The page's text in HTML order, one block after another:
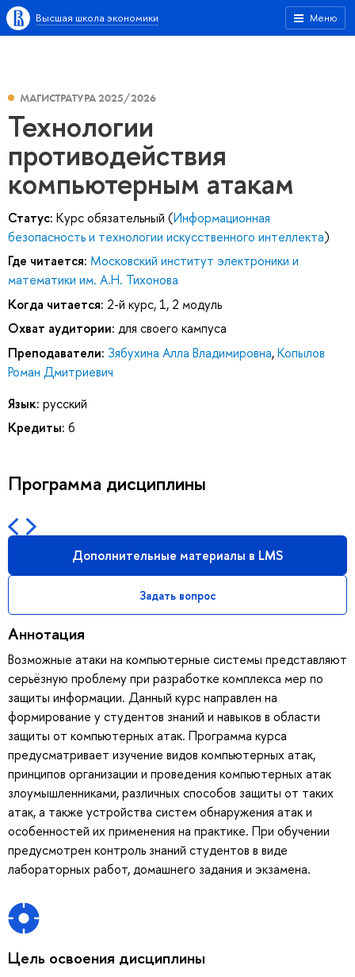
Меню
Высшая школа экономики
МАГИСТРАТУРА 2025/2026
Технологии
противодействия
компьютерным атакам
Статус: Курс обязательный (Информационная
безопасность и технологии искусственного интеллекта)
Где читается: Московский институт электроники и
математики им. А.Н. Тихонова
Когда читается: 2-й курс, 1, 2 модуль
Охват аудитории: для своего кампуса
Преподаватели: Зябухина Алла Владимировна,Копылов
Роман Дмитриевич
Язык: русский
Кредиты: 6
Программа дисциплины
Дополнительные материалы в LMS
Задать вопрос
Аннотация
Возможные атаки на компьютерные системы представляют
серьёзную проблему при разработке комплекса мер по
защиты информации. Данный курс направлен на
формирование у студентов знаний и навыков в области
защиты от компьютерных атак. Программа курса
предусматривает изучение видов компьютерных атак,
принципов организации и проведения компьютерных атак
злоумышленниками, различных способов защиты от таких
атак, а также устройства систем обнаружения атак и
особенностей их применения на практике. При обучении
предусмотрен контроль знаний студентов в виде
лабораторных работ, домашнего задания и экзамена.
Цель освоения дисциплины